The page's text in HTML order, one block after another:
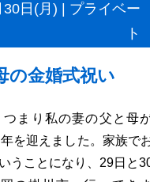
日(月) | プライベー
ト
の金婚式祝い
まり私の妻の父と母
を迎えました。家族で
うことになり、29日と